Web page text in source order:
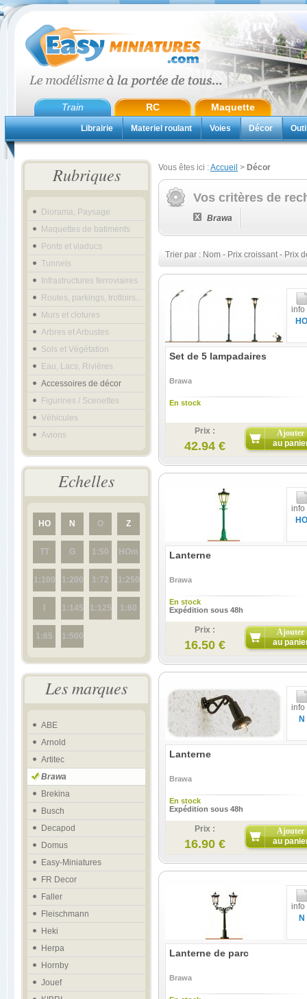
Train RC Maquette
Librairie Materiel roulant Voies Décor
Rubriques
Diorama, Paysage
Maquettes de batiments
Ponts et viaducs
Tunnels
Infrastructures ferroviaires
Routes, parkings, trottoirs...
Murs et clotures
Arbres et Arbustes
Sols et Végétation
Eau, Lacs, Rivières
Accessoires de décor
Figurines / Scenettes
Véhicules
Avions
Echelles
HO N O Z
TT G 1:50 HOm
1:100 1:200 1:72 1:250
1:145 1:125 1:60
1:65 1:500
Les marques
ABE
Arnold
Artitec
Brawa
Brekina
Busch
Decapod
Domus
Easy-Miniatures
FR Decor
Faller
Fleischmann
Heki
Herpa
Hornby
Jouef
Vous êtes ici :Accueil > Décor
Vos critères de
Brawa
Trier par : Nom - Prix croissant- Prix
info
HO
Set de 5 lampadaires
Brawa
En stock
Prix :
42.94 €
Ajouter
au
info
HO
Lanterne
Brawa
En stock
Expédition sous 48h
Prix :
16.50 €
Ajouter
au
info
N
Lanterne
Brawa
En stock
Expédition sous 48h
Prix :
16.90 €
Ajouter
au
info
N
Lanterne de parc
Brawa